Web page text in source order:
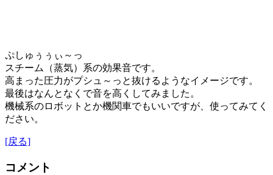
ぷしゅぅぅぃ～っ
スチーム（蒸気）系の効果音です。
高まった圧力がプシュ～っと抜けるようなイメージです。
最後はなんとなくで音を高くしてみました。
機械系のロボットとか機関車でもいいですが、使ってみてく
ださい。
[戻る]
コメント